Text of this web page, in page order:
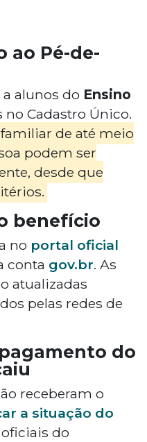
ao Pé-de-
alunos do Ensino
Cadastro Único.
de até meio
podem ser
desde que
benefício
no portal oficial
conta gov.br. As
atualizadas
pelas redes de
do
receberam o
a situação do
do